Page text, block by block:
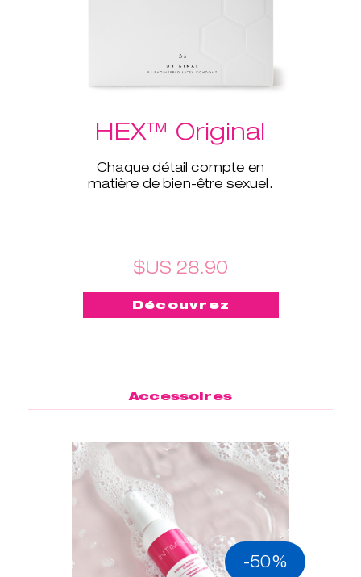
HEX™ Original
Chaque détail compte en
matière de bien-être sexuel.
$US 28.90
Découvrez
Accessoires
-50%